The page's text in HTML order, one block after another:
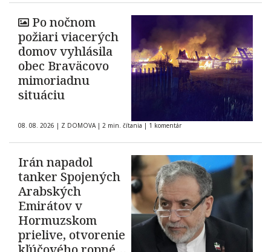
Po nočnom
požiari viacerých
domov vyhlásila
obec Braväcovo
mimoriadnu
situáciu
08. 08. 2026 | Z DOMOVA | 2 min. čítania | 1 komentár
Irán napadol
tanker Spojených
Arabských
Emirátov v
Hormuzskom
prielive, otvorenie